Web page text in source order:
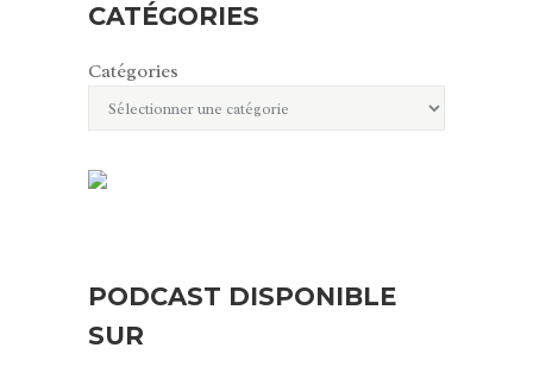
CATÉGORIES
Catégories
PODCAST DISPONIBLE
SUR